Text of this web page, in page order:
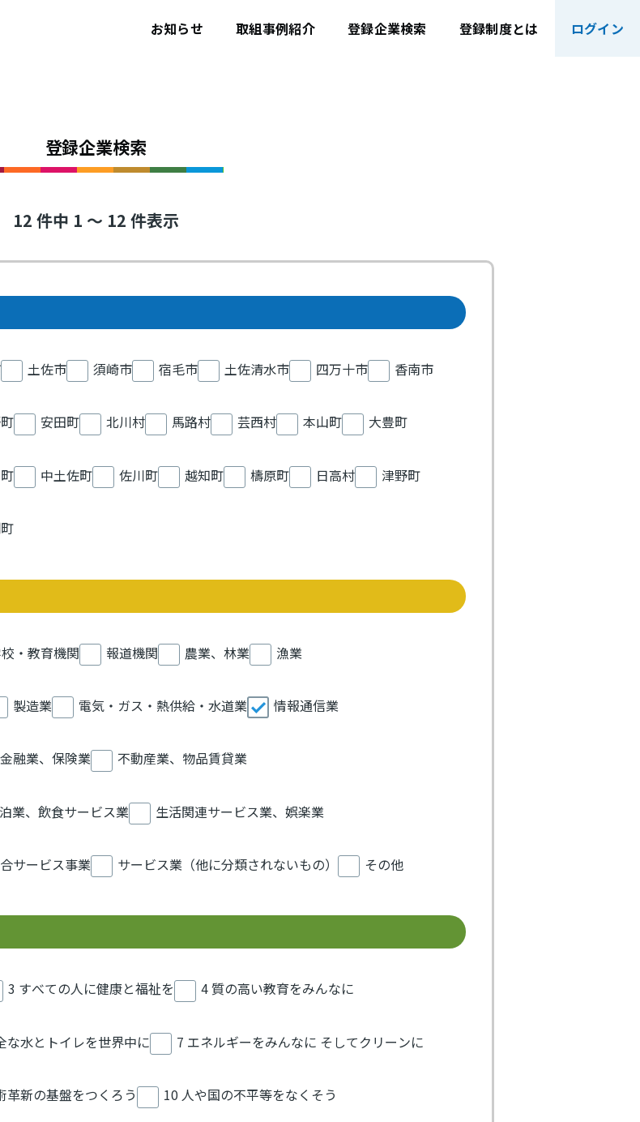
メ
ニ
ュ
お知らせ 取組事例紹介 登録企業検索 登録制度とは ログイン
登録企業検索
12 件中 1 ～ 12 件表示
土佐市 須崎市 宿毛市 土佐清水市 四万十市 香南市
安田町 北川村 馬路村 芸西村 本山町 大豊町
中土佐町 佐川町 越知町 檮原町 日高村 津野町
・教育機関 報道機関 農業、林業 漁業
製造業 電気・ガス・熱供給・水道業 情報通信業
金融業、保険業 不動産業、物品賃貸業
業、飲食サービス業 生活関連サービス業、娯楽業
サービス事業 サービス業（他に分類されないもの） その他
3 すべての人に健康と福祉を 4 質の高い教育をみんなに
な水とトイレを世界中に 7 エネルギーをみんなに そしてクリーンに
革新の基盤をつくろう 10 人や国の不平等をなくそう